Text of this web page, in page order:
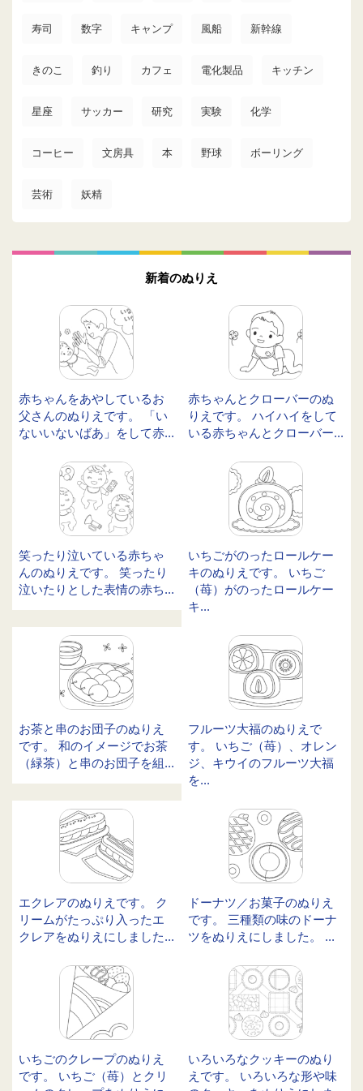
寿司 数字 キャンプ 風船 新幹線
きのこ 釣り カフェ 電化製品 キッチン
星座 サッカー 研究 実験 化学
コーヒー 文房具 本 野球 ボーリング
芸術 妖精
新着のぬりえ
赤ちゃんをあやしているお
父さんのぬりえです。 「い
ないいないばあ」をして赤...
赤ちゃんとクローバーのぬ
りえです。 ハイハイをして
いる赤ちゃんとクローバー...
笑ったり泣いている赤ちゃ
んのぬりえです。 笑ったり
泣いたりとした表情の赤ち...
いちごがのったロールケー
キのぬりえです。 いちご
（苺）がのったロールケー
キ...
お茶と串のお団子のぬりえ
です。 和のイメージでお茶
（緑茶）と串のお団子を組...
フルーツ大福のぬりえで
す。 いちご（苺）、オレン
ジ、キウイのフルーツ大福
を...
エクレアのぬりえです。 ク
リームがたっぷり入ったエ
クレアをぬりえにしました...
ドーナツ／お菓子のぬりえ
です。 三種類の味のドーナ
ツをぬりえにしました。 ...
いちごのクレープのぬりえ
です。 いちご（苺）とクリ
いろいろなクッキーのぬり
えです。 いろいろな形や味